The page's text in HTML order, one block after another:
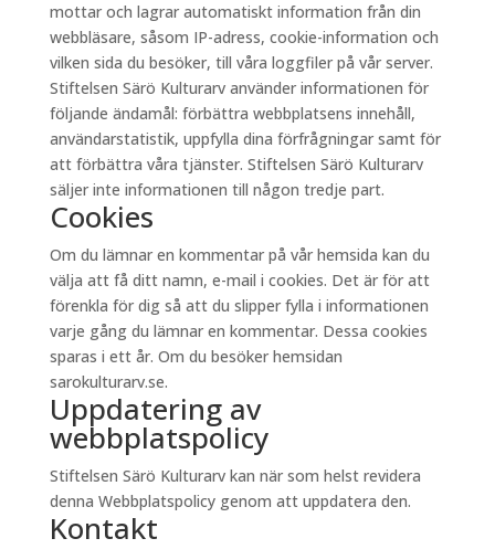
mottar och lagrar automatiskt information från din
webbläsare, såsom IP-adress, cookie-information och
vilken sida du besöker, till våra loggfiler på vår server.
Stiftelsen Särö Kulturarv använder informationen för
följande ändamål: förbättra webbplatsens innehåll,
användarstatistik, uppfylla dina förfrågningar samt för
att förbättra våra tjänster. Stiftelsen Särö Kulturarv
säljer inte informationen till någon tredje part.
Cookies
Om du lämnar en kommentar på vår hemsida kan du
välja att få ditt namn, e-mail i cookies. Det är för att
förenkla för dig så att du slipper fylla i informationen
varje gång du lämnar en kommentar. Dessa cookies
sparas i ett år. Om du besöker hemsidan
sarokulturarv.se.
Uppdatering av
webbplatspolicy
Stiftelsen Särö Kulturarv kan när som helst revidera
denna Webbplatspolicy genom att uppdatera den.
Kontakt